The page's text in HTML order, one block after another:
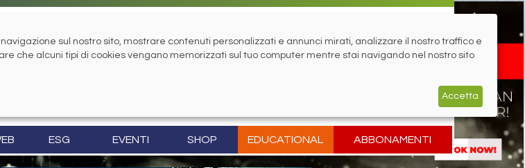
ESG EVENTI SHOP EDUCATIONAL ABBONAMENTI
sul nostro sito, mostrare contenuti personalizzati e annunci mirati, analizzare il nostro traffico e
che alcuni tipi di cookies vengano memorizzati sul tuo computer mentre stai navigando nel nostro sito
Accetta